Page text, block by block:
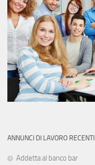
ANNUNCI DI LAVORO RECENTI
Addetta al banco bar